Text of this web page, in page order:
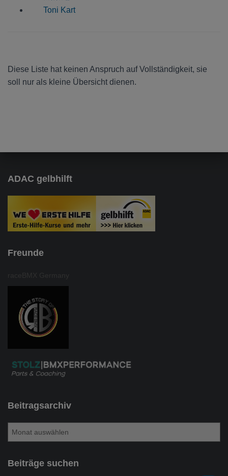
Toni Kart
Diese Liste hat keinen Anspruch auf Vollständigkeit, sie
soll nur als kleine Übersicht dienen.
ADAC gelbhilft
Freunde
Beitragsarchiv
tBeiträge suchen